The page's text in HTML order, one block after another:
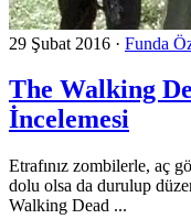
29 Şubat 2016 · Funda
The Walking
İncelemesi
Etrafınız zombilerle, aç
dolu olsa da durulup
Walking Dead ...